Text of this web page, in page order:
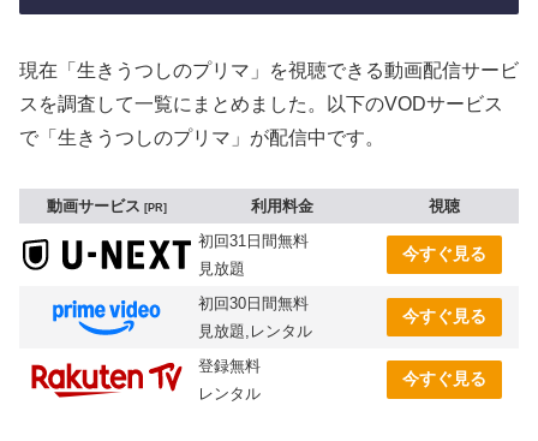
現在「生きうつしのプリマ」を視聴できる動画配信サービ
スを調査して一覧にまとめました。以下のVODサービス
で「生きうつしのプリマ」が配信中です。
動画サービス PR 利用料金
視聴
初回31日間無料
見放題
今すぐ見る
初回30日間無料
見放題,レンタル
今すぐ見る
登録無料
レンタル
今すぐ見る